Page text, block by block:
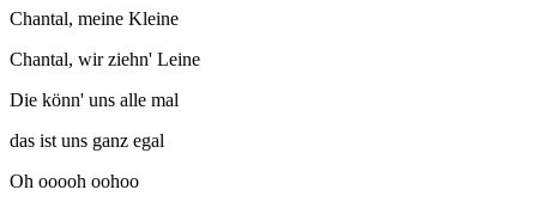
Chantal, meine Kleine
Chantal, wir ziehn' Leine
Die könn' uns alle mal
das ist uns ganz egal
Oh ooooh oohoo